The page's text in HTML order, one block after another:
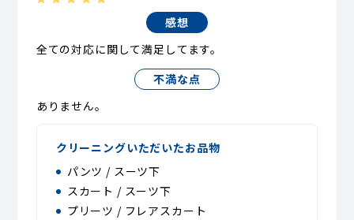
感想
全ての対応に関して満足してます。
不満な点
ありません。
クリーニングいただいたお品物
パンツ / スーツ下
スカート / スーツ下
プリーツ / フレアスカート